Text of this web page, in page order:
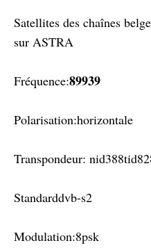
Satellites des chaînes
sur ASTRA
Fréquence:89939
Polarisation:horizontale
Transpondeur:
Standarddvb-s2
Modulation:8psk